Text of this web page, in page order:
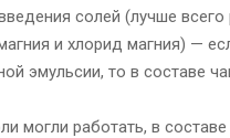
солей (лучше
и хлорид магния) —
эмульсии, то в составе
могли работать, в составе